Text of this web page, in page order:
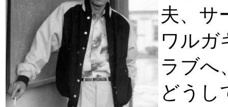
夫、サ
ワルガ
ラブへ
どうし